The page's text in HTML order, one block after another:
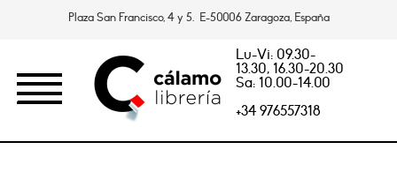
Plaza San Francisco, 4 y 5. E-50006 Zaragoza, España
Lu-Vi: 09.30-
13.30, 16.30-20.30
Sa: 10.00-14.00
+34 976557318